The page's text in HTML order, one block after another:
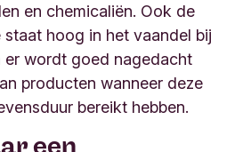
en chemicaliën. Ook de
hoog in het vaandel bij
er wordt goed nagedacht
producten wanneer deze
bereikt hebben.
een